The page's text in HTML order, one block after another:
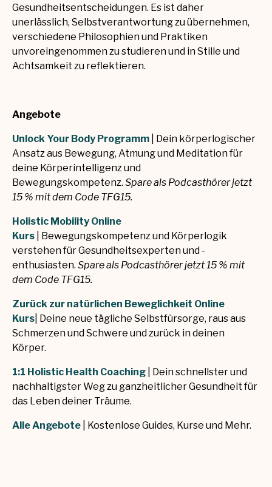
Gesundheitsentscheidungen. Es ist daher
unerlässlich, Selbstverantwortung zu übernehmen,
verschiedene Philosophien und Praktiken
unvoreingenommen zu studieren und in Stille und
Achtsamkeit zu reflektieren.
Angebote
Unlock Your Body Programm | Dein körperlogischer
Ansatz aus Bewegung, Atmung und Meditation für
deine Körperintelligenz und
Bewegungskompetenz. Spare als Podcasthörer jetzt
15 % mit dem Code TFG15.
Holistic Mobility Online
Kurs | Bewegungskompetenz und Körperlogik
verstehen für Gesundheitsexperten und -
enthusiasten. Spare als Podcasthörer jetzt 15 % mit
dem Code TFG15.
Zurück zur natürlichen Beweglichkeit Online
Kurs | Deine neue tägliche Selbstfürsorge, raus aus
Schmerzen und Schwere und zurück in deinen
Körper.
1:1 Holistic Health Coaching | Dein schnellster und
nachhaltigster Weg zu ganzheitlicher Gesundheit für
das Leben deiner Träume.
Alle Angebote | Kostenlose Guides, Kurse und Mehr.